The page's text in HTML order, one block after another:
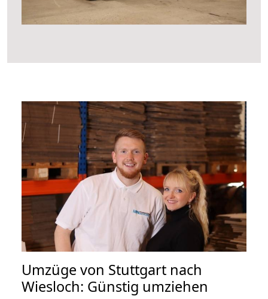
Umzüge von Stuttgart nach
Wiesloch: Günstig umziehen